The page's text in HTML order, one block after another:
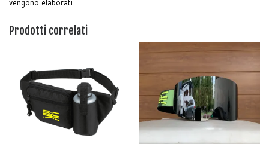
vengono elaborati.
Prodotti correlati